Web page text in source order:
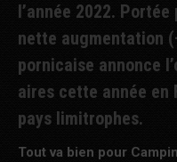
l’année 2022.
nette augmentation
pornicaise annonce
aires cette année en
pays limitrophes.
Tout va bien pour